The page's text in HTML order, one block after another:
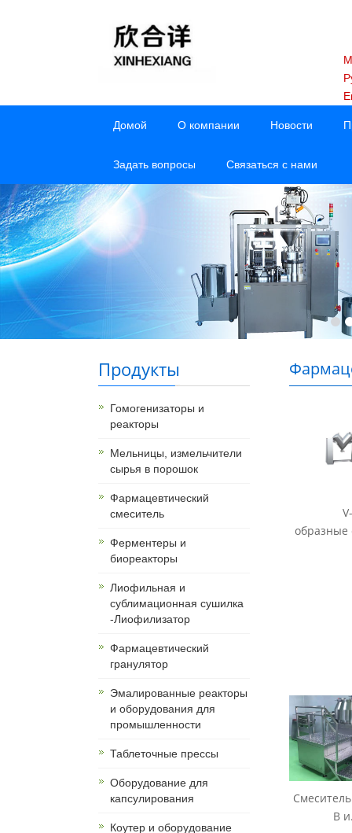
Домой О компании Новости
Задать вопросы Связаться с нами
Продукты
Гомогенизаторы и
реакторы
Мельницы, измельчители
сырья в порошок
Фармацевтический
смеситель
Ферментеры и
биореакторы
Лиофильная и
сублимационная сушилка
-Лиофилизатор
Фармацевтический
гранулятор
Эмалированные реакторы
и оборудования для
промышленности
Таблеточные прессы
Оборудование для
капсулирования
Коутер и оборудование
образные
B